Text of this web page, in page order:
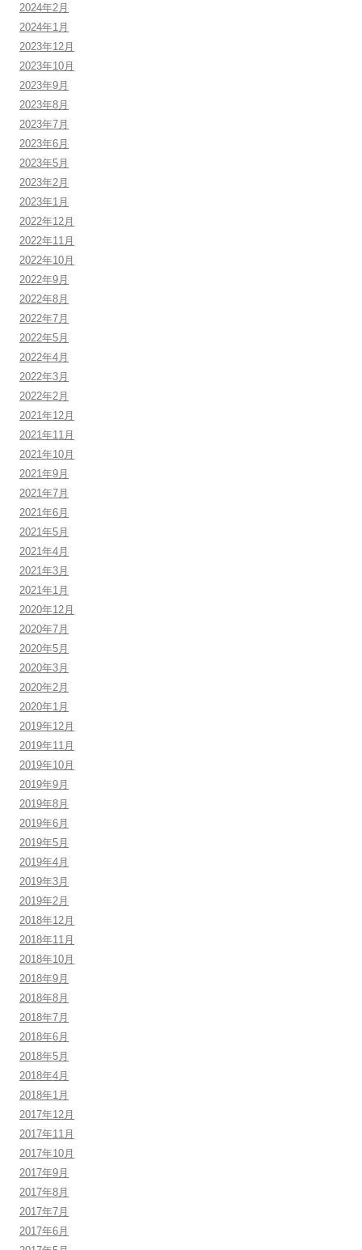
2024年2月
2024年1月
2023年12月
2023年10月
2023年9月
2023年8月
2023年7月
2023年6月
2023年5月
2023年2月
2023年1月
2022年12月
2022年11月
2022年10月
2022年9月
2022年8月
2022年7月
2022年5月
2022年4月
2022年3月
2022年2月
2021年12月
2021年11月
2021年10月
2021年9月
2021年7月
2021年6月
2021年5月
2021年4月
2021年3月
2021年1月
2020年12月
2020年7月
2020年5月
2020年3月
2020年2月
2020年1月
2019年12月
2019年11月
2019年10月
2019年9月
2019年8月
2019年6月
2019年5月
2019年4月
2019年3月
2019年2月
2018年12月
2018年11月
2018年10月
2018年9月
2018年8月
2018年7月
2018年6月
2018年5月
2018年4月
2018年1月
2017年12月
2017年11月
2017年10月
2017年9月
2017年8月
2017年7月
2017年6月